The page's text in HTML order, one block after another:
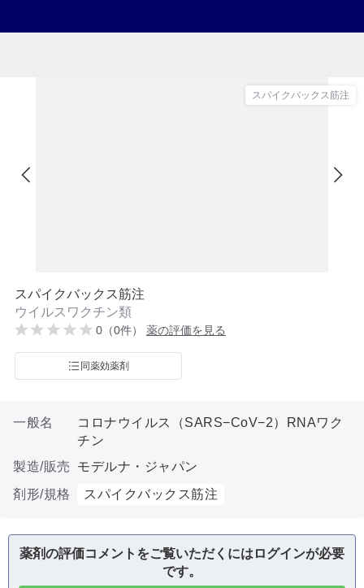
スパイクバックス筋注
スパイクバックス筋注
ウイルスワクチン類
0（0件） 薬の評価を見る
同薬効薬剤
一般名
コロナウイルス（SARS−CoV−2）RNAワク
チン
製造/販売
モデルナ・ジャパン
剤形/規格
スパイクバックス筋注
薬剤の評価コメントをご覧いただくにはログインが必要
です。